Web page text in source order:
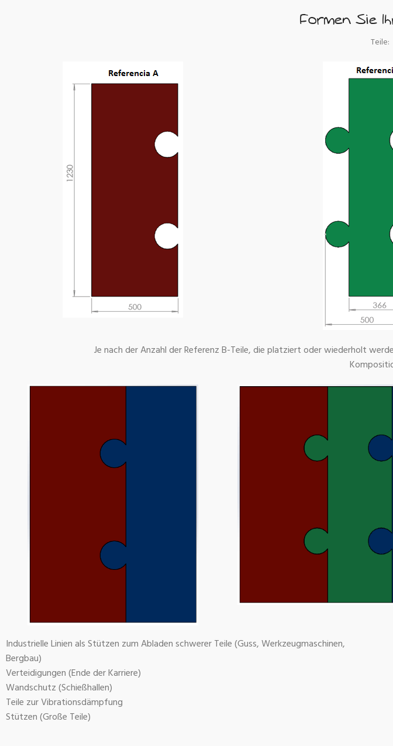
Formen Sie
Teile:
Je nach der Anzahl der Referenz B-Teile, die platziert oder wiederholt
Industrielle Linien als Stützen zum Abladen schwerer Teile (Guss, Werkzeugmaschinen,
Bergbau)
Verteidigungen (Ende der Karriere)
Wandschutz (Schießhallen)
Teile zur Vibrationsdämpfung
Stützen (Große Teile)